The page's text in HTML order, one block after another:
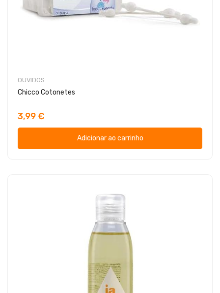
OUVIDOS
Chicco Cotonetes
3,99 €
Adicionar ao carrinho